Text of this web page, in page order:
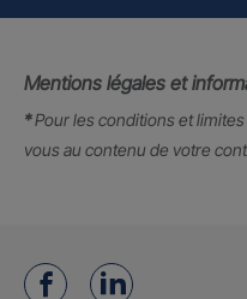
Mentions légales et
*Pour les conditions et
vous au contenu de votre